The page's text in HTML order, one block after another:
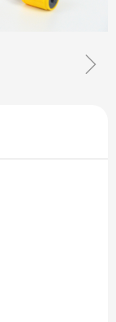
ꁇ